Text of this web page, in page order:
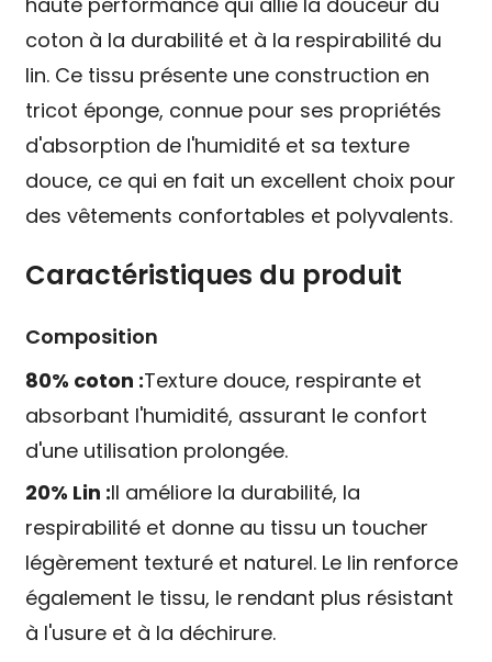
coton à la durabilité et à la respirabilité du
lin. Ce tissu présente une construction en
tricot éponge, connue pour ses propriétés
d'absorption de l'humidité et sa texture
douce, ce qui en fait un excellent choix pour
des vêtements confortables et polyvalents.
Caractéristiques du produit
Composition
80% coton :Texture douce, respirante et
absorbant l'humidité, assurant le confort
d'une utilisation prolongée.
20% Lin :Il améliore la durabilité, la
respirabilité et donne au tissu un toucher
légèrement texturé et naturel. Le lin renforce
également le tissu, le rendant plus résistant
à l'usure et à la déchirure.